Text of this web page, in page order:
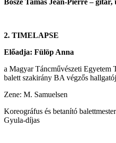
2. TIMELAPSE
Előadja: Fülöp Anna
a Magyar Táncművészeti Egyetem
balett szakirány BA végzős
Zene: M. Samuelsen
Koreográfus és betanító
Gyula-díjas